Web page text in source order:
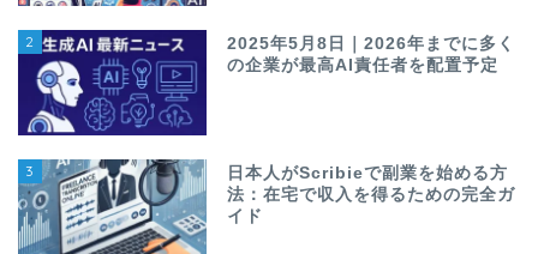
2
2025年5月8日｜2026年までに多く
の企業が最高AI責任者を配置予定
3
日本人がScribieで副業を始める方
法：在宅で収入を得るための完全ガ
イド